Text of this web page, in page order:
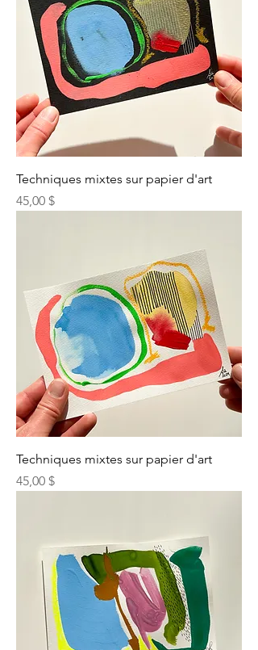
Techniques mixtes sur papier d'art
Prix
45,00 $
Techniques mixtes sur papier d'art
Prix
45,00 $